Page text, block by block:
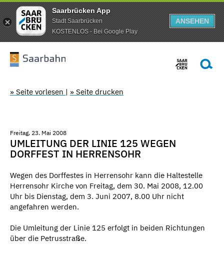
Saarbrücken App
Stadt Saarbrücken
KOSTENLOS - Bei Google Play
ANSEHEN
» Seite vorlesen | » Seite drucken
Freitag, 23. Mai 2008
UMLEITUNG DER LINIE 125 WEGEN
DORFFEST IN HERRENSOHR
Wegen des Dorffestes in Herrensohr kann die Haltestelle
Herrensohr Kirche von Freitag, dem 30. Mai 2008, 12.00
Uhr bis Dienstag, dem 3. Juni 2007, 8.00 Uhr nicht
angefahren werden.
Die Umleitung der Linie 125 erfolgt in beiden Richtungen
über die Petrusstraße.